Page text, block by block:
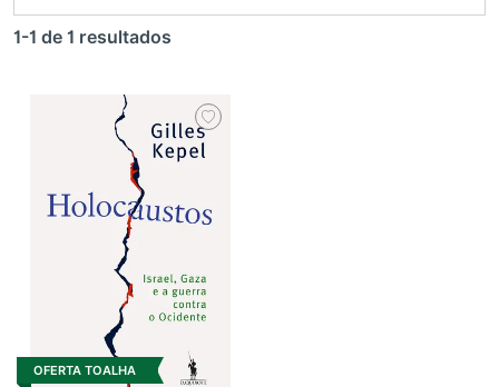
1-1 de 1 resultados
OFERTA TOALHA